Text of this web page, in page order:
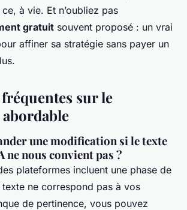
à vie. Et n’oubliez pas
gratuit souvent proposé : un vrai
affiner sa stratégie sans payer un
sur le
une modification si le texte
ne nous convient pas ?
plateformes incluent une phase de
ne correspond pas à vos
de pertinence, vous pouvez